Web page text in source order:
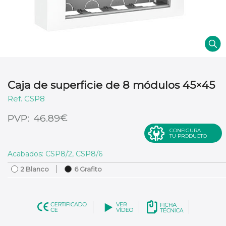
Caja de superficie de 8 módulos 45×45
46.89€
CSP8
CONFIGURA
TU PRODUCTO
Acabados: CSP8/2, CSP8/6
2 Blanco 6 Grafito